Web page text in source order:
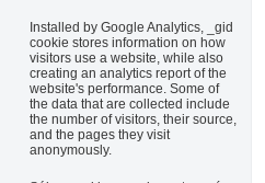
Installed by Google Analytics, _gid
cookie stores information on how
visitors use a website, while also
creating an analytics report of the
website's performance. Some of
the data that are collected include
the number of visitors, their source,
and the pages they visit
anonymously.